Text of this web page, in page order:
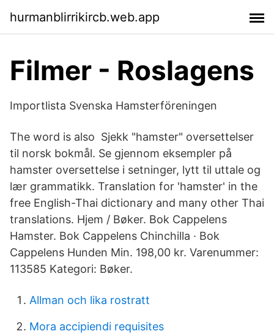
hurmanblirrikircb.web.app
Filmer - Roslagens
Importlista Svenska Hamsterföreningen
The word is also Sjekk "hamster" oversettelser
til norsk bokmål. Se gjennom eksempler på
hamster oversettelse i setninger, lytt til uttale og
lær grammatikk. Translation for 'hamster' in the
free English-Thai dictionary and many other Thai
translations. Hjem / Bøker. Bok Cappelens
Hamster. Bok Cappelens Chinchilla · Bok
Cappelens Hunden Min. 198,00 kr. Varenummer:
113585 Kategori: Bøker.
Allman och lika rostratt
Mora accipiendi requisites